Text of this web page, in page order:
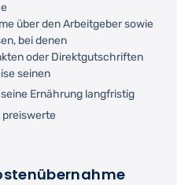
über den Arbeitgeber sowie
bei denen
oder Direktgutschriften
seinen
Ernährung langfristig